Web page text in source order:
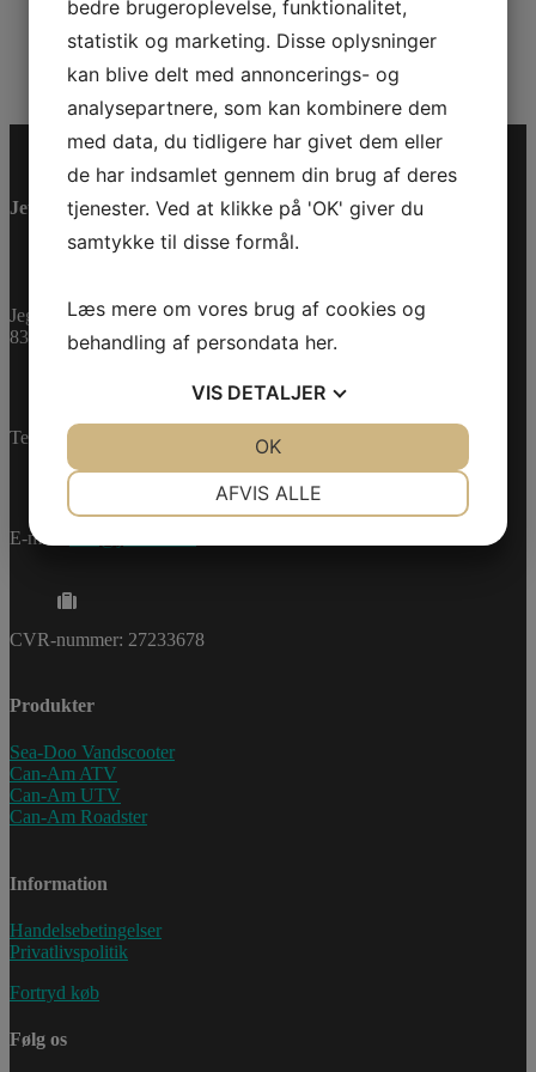
Kategorier
Events
DET SØNDERJYSKE FÆLLESDYRSKUE 2026
Åbent hus Can-Am og Sea-Doo 2026 + 40 års
jubilæum
Jet-Trade Powersport
Jegstrupvej 280
8361 Hasselager
Telefon:
E-mail:
CVR-nummer: 27233678
Produkter
Sea-Doo Vandscooter
Can-Am ATV
Can-Am UTV
Can-Am Roadster
Information
Handelsebetingelser
Privatlivspolitik
Fortryd køb
Følg os
bedre brugeroplevelse, funktionalitet,
statistik og marketing. Disse oplysninger
kan blive delt med annoncerings- og
analysepartnere, som kan kombinere dem
med data, du tidligere har givet dem eller
de har indsamlet gennem din brug af deres
tjenester. Ved at klikke på 'OK' giver du
samtykke til disse formål.
Læs mere om vores brug af cookies og
behandling af persondata her.
VIS DETALJER
AFVIS ALLE
OK